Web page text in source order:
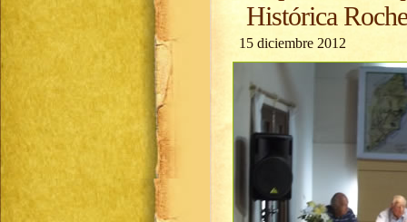
Histórica
15 diciembre 2012